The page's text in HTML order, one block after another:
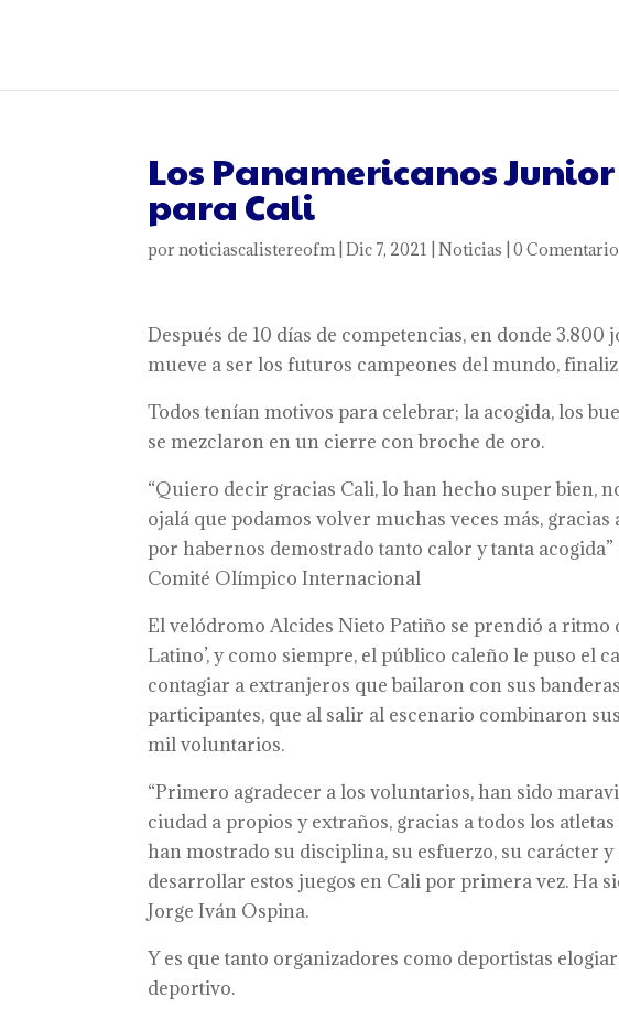
Los Panamericanos
para Cali
pornoticiascalistereofm|Dic 7, 2021 |Noticias |0
Después de 10 días de competencias, en donde
mueve a ser los futuros campeones del mundo,
Todos tenían motivos para celebrar; la acogida, los
se mezclaron en un cierre con broche de oro.
“Quiero decir gracias Cali, lo han hecho super bien,
ojalá que podamos volver muchas veces más,
por habernos demostrado tanto calor y tanta
Comité Olímpico Internacional
El velódromo Alcides Nieto Patiño se prendió a ritmo
Latino’, y como siempre, el público caleño le puso el
contagiar a extranjeros que bailaron con sus
participantes, que al salir al escenario combinaron
mil voluntarios.
“Primero agradecer a los voluntarios, han sido
ciudad a propios y extraños, gracias a todos los
han mostrado su disciplina, su esfuerzo, su carácter
desarrollar estos juegos en Cali por primera vez. Ha
Jorge Iván Ospina.
Y es que tanto organizadores como deportistas
deportivo.